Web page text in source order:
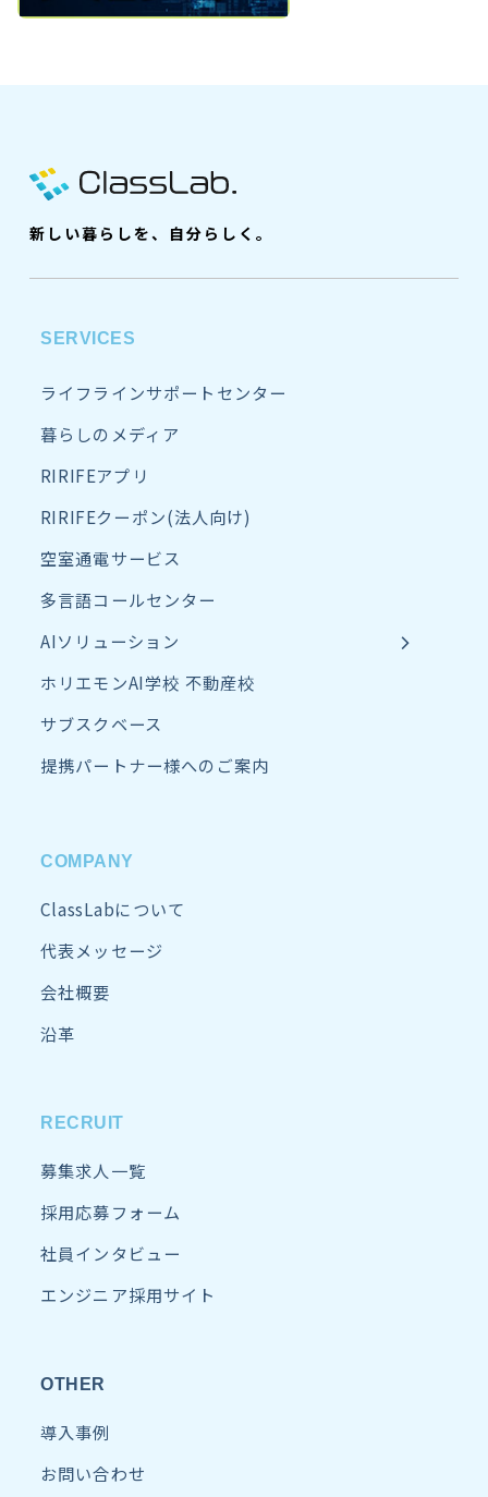
新しい暮らしを、自分らしく。
SERVICES
ライフラインサポートセンター
暮らしのメディア
RIRIFEアプリ
RIRIFEクーポン(法人向け)
空室通電サービス
多言語コールセンター
AIソリューション
ホリエモンAI学校 不動産校
サブスクベース
提携パートナー様へのご案内
COMPANY
ClassLabについて
代表メッセージ
会社概要
沿革
RECRUIT
募集求人一覧
採用応募フォーム
社員インタビュー
エンジニア採用サイト
OTHER
導入事例
お問い合わせ